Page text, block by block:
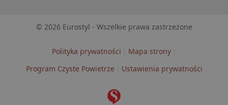
© 2026 Eurostyl - Wszelkie prawa zastrzeżone
Polityka prywatności
Mapa strony
Program Czyste Powietrze
Ustawienia prywatności